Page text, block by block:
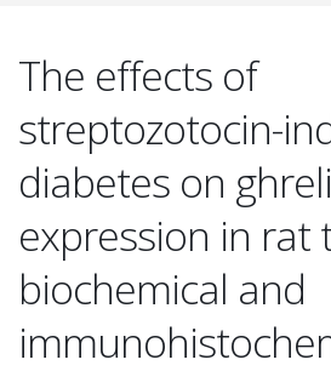
The effects of
streptozotocin-
diabetes on
expression in rat
biochemical and